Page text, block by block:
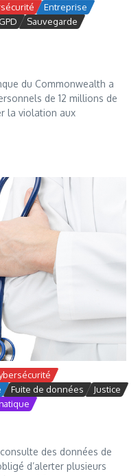
Entreprise
Sauvegarde
du Commonwealth a
de 12 millions de
la violation aux
Fuite de données
Justice
des données de
d’alerter plusieurs